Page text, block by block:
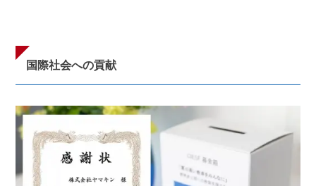
国際社会への貢献